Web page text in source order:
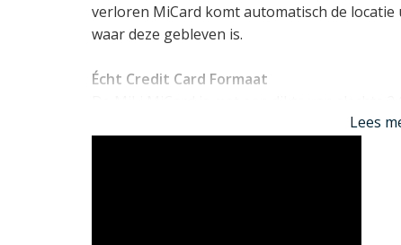
verloren MiCard komt automatisch de
waar deze gebleven is.
Écht Credit Card Formaat
en kan daardoor daadwerkelijk als eenLees